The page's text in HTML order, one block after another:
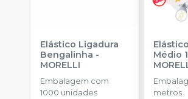
Elástico Ligadura
Bengalinha -
MORELLI
Embalagem com
1000 unidades
Médio
metros